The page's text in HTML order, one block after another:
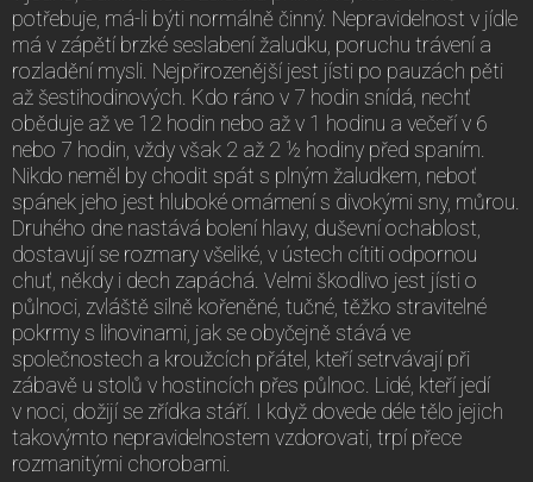
potřebuje, má-li býti normálně činný. Nepravidelnost v jídle
má v zápětí brzké seslabení žaludku, poruchu trávení a
rozladění mysli. Nejpřirozenější jest jísti po pauzách pěti
až šestihodinových. Kdo ráno v 7 hodin snídá, nechť
oběduje až ve 12 hodin nebo až v 1 hodinu a večeří v 6
nebo 7 hodin, vždy však 2 až 2 ½ hodiny před spaním.
Nikdo neměl by chodit spát s plným žaludkem, neboť
spánek jeho jest hluboké omámení s divokými sny, můrou.
Druhého dne nastává bolení hlavy, duševní ochablost,
dostavují se rozmary všeliké, v ústech cítiti odpornou
chuť, někdy i dech zapáchá. Velmi škodlivo jest jísti o
půlnoci, zvláště silně kořeněné, tučné, těžko stravitelné
pokrmy s lihovinami, jak se obyčejně stává ve
společnostech a kroužcích přátel, kteří setrvávají při
zábavě u stolů v hostincích přes půlnoc. Lidé, kteří jedí
v noci, dožijí se zřídka stáří. I když dovede déle tělo jejich
takovýmto nepravidelnostem vzdorovati, trpí přece
rozmanitými chorobami.